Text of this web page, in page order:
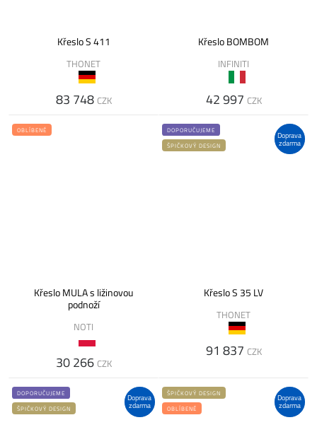
Křeslo S 411
THONET
83 748 CZK
Křeslo BOMBOM
INFINITI
42 997 CZK
OBLÍBENÉ
Křeslo MULA s ližinovou
podnoží
NOTI
30 266 CZK
Doprava
zdarma
DOPORUČUJEME
ŠPIČKOVÝ DESIGN
Křeslo S 35 LV
THONET
91 837 CZK
Doprava
zdarma
DOPORUČUJEME
ŠPIČKOVÝ DESIGN
Doprava
zdarma
ŠPIČKOVÝ DESIGN
OBLÍBENÉ